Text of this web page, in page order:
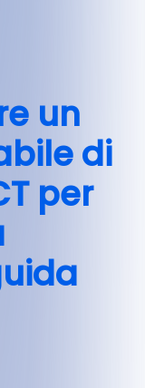
un
di
per